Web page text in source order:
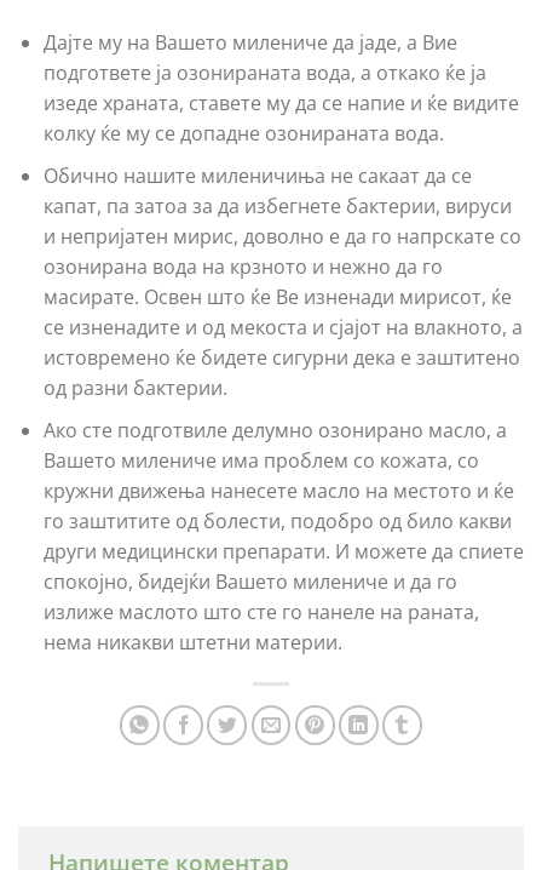
Дајте му на Вашето милениче да јаде, а Вие
подгответе ја озонираната вода, а откако ќе ја
изеде храната, ставете му да се напие и ќе видите
колку ќе му се допадне озонираната вода.
Обично нашите миленичиња не сакаат да се
капат, па затоа за да избегнете бактерии, вируси
и непријатен мирис, доволно е да го напрскате со
озонирана вода на крзното и нежно да го
масирате. Освен што ќе Ве изненади мирисот, ќе
се изненадите и од мекоста и сјајот на влакното, а
истовремено ќе бидете сигурни дека е заштитено
од разни бактерии.
Ако сте подготвиле делумно озонирано масло, а
Вашето милениче има проблем со кожата, со
кружни движења нанесете масло на местото и ќе
го заштитите од болести, подобро од било какви
други медицински препарати. И можете да спиете
спокојно, бидејќи Вашето милениче и да го
излиже маслото што сте го нанеле на раната,
нема никакви штетни материи.
Напишете коментар